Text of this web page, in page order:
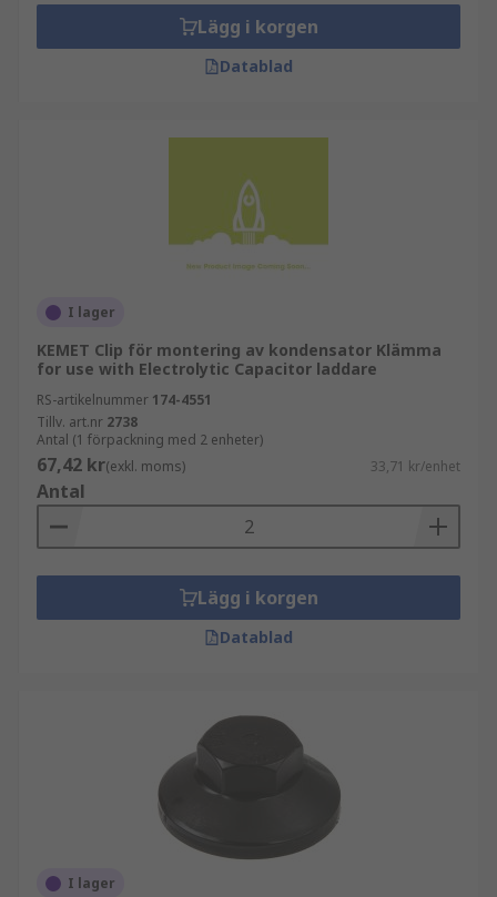
Lägg i korgen
Datablad
I lager
KEMET Clip för montering av kondensator Klämma
for use with Electrolytic Capacitor laddare
RS-artikelnummer 174-4551
Tillv. art.nr 2738
Antal (1 förpackning med 2 enheter)
67,42 kr(exkl. moms) 33,71 kr/enhet
Antal
Lägg i korgen
Datablad
I lager